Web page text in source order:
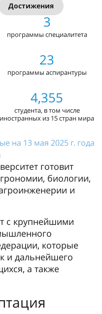
Достижения
3
программы специалитета
23
программы аспирантуры
4,355
студента, в том числе
иностранных из 15 стран мира
на 13 мая 2025 г. года
готовит
биологии,
и
с крупнейшими
которые
и дальнейшего
а также